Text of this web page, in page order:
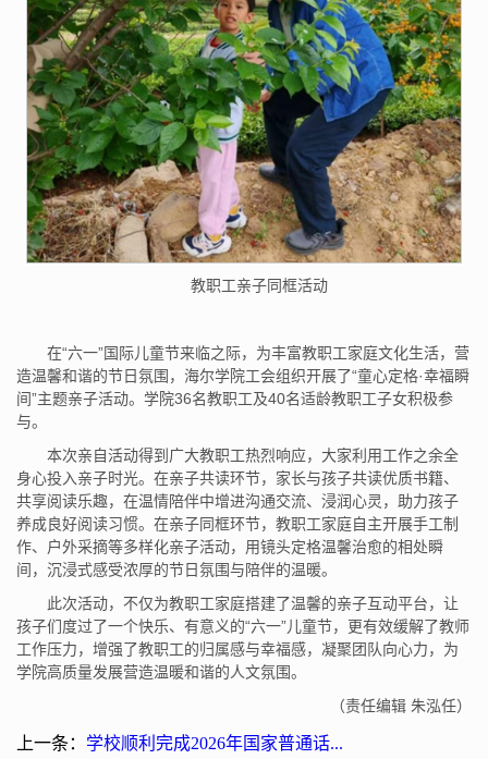
教职工亲子同框活动
在“六一”国际儿童节来临之际，为丰富教职工家庭文化生活，营
造温馨和谐的节日氛围，海尔学院工会组织开展了“童心定格·幸福瞬
间”主题亲子活动。学院36名教职工及40名适龄教职工子女积极参
与。
本次亲自活动得到广大教职工热烈响应，大家利用工作之余全
身心投入亲子时光。在亲子共读环节，家长与孩子共读优质书籍、
共享阅读乐趣，在温情陪伴中增进沟通交流、浸润心灵，助力孩子
养成良好阅读习惯。在亲子同框环节，教职工家庭自主开展手工制
作、户外采摘等多样化亲子活动，用镜头定格温馨治愈的相处瞬
间，沉浸式感受浓厚的节日氛围与陪伴的温暖。
此次活动，不仅为教职工家庭搭建了温馨的亲子互动平台，让
孩子们度过了一个快乐、有意义的“六一”儿童节，更有效缓解了教师
工作压力，增强了教职工的归属感与幸福感，凝聚团队向心力，为
学院高质量发展营造温暖和谐的人文氛围。
（责任编辑 朱泓任）
上一条： 学校顺利完成2026年国家普通话...